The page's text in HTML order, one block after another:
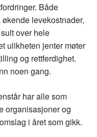
Både
levekostnader,
over hele
ulikheten jenter møter
og rettferdighet.
noen gang.
har alle som
organisasjoner og
i året som gikk.